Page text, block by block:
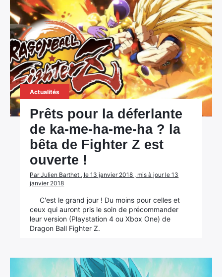
Actualités
Prêts pour la déferlante
de ka-me-ha-me-ha ? la
bêta de Fighter Z est
ouverte !
Par Julien Barthet , le 13 janvier 2018 , mis à jour le 13
janvier 2018
C'est le grand jour ! Du moins pour celles et
ceux qui auront pris le soin de précommander
leur version (Playstation 4 ou Xbox One) de
Dragon Ball Fighter Z.
×
Rechercher
: